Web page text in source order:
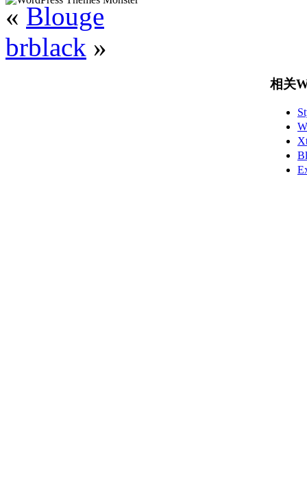
« Blouge
brblack »
相关